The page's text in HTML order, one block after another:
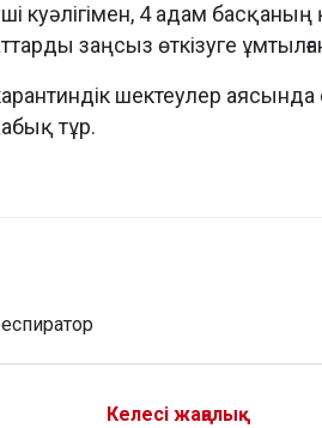
куәлігімен, 4 адам
заңсыз өткізуге
шектеулер аясында
тұр.
Келесі жаңалық